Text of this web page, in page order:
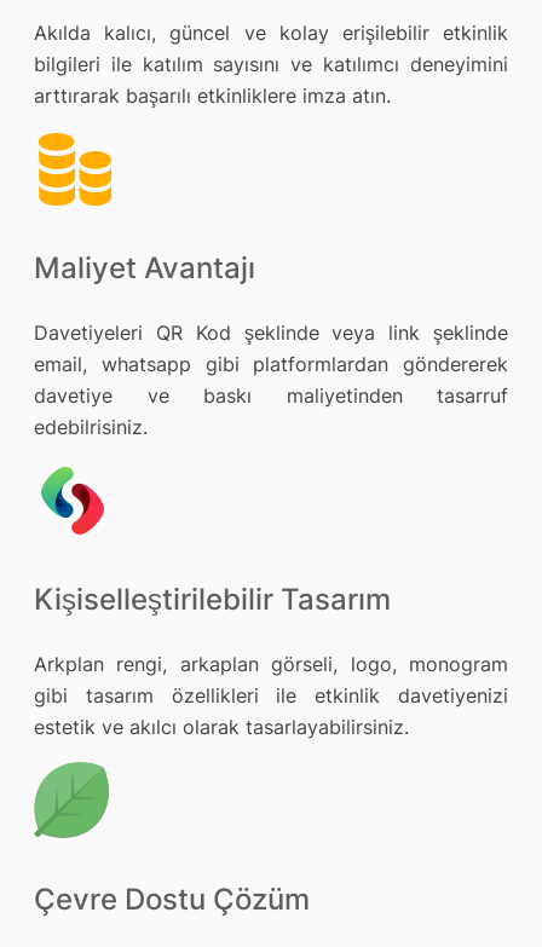
Akılda kalıcı, güncel ve kolay erişilebilir etkinlik
bilgileri ile katılım sayısını ve katılımcı deneyimini
arttırarak başarılı etkinliklere imza atın.
Maliyet Avantajı
Davetiyeleri QR Kod şeklinde veya link şeklinde
email, whatsapp gibi platformlardan göndererek
davetiye ve baskı maliyetinden tasarruf
edebilrisiniz.
Kişiselleştirilebilir Tasarım
Arkplan rengi, arkaplan görseli, logo, monogram
gibi tasarım özellikleri ile etkinlik davetiyenizi
estetik ve akılcı olarak tasarlayabilirsiniz.
Çevre Dostu Çözüm